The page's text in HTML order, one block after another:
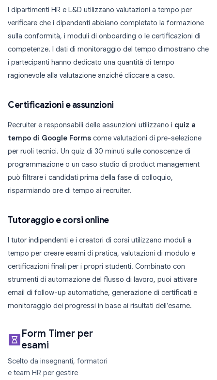
I dipartimenti HR e L&D utilizzano valutazioni a tempo per
verificare che i dipendenti abbiano completato la formazione
sulla conformità, i moduli di onboarding o le certificazioni di
competenze. I dati di monitoraggio del tempo dimostrano che
i partecipanti hanno dedicato una quantità di tempo
ragionevole alla valutazione anziché cliccare a caso.
Certificazioni e assunzioni
Recruiter e responsabili delle assunzioni utilizzano i quiz a
tempo di Google Forms come valutazioni di pre-selezione
per ruoli tecnici. Un quiz di 30 minuti sulle conoscenze di
programmazione o un caso studio di product management
può filtrare i candidati prima della fase di colloquio,
risparmiando ore di tempo ai recruiter.
Tutoraggio e corsi online
I tutor indipendenti e i creatori di corsi utilizzano moduli a
tempo per creare esami di pratica, valutazioni di modulo e
certificazioni finali per i propri studenti. Combinato con
strumenti di automazione del flusso di lavoro, puoi attivare
email di follow-up automatiche, generazione di certificati e
monitoraggio dei progressi in base ai risultati dell’esame.
Form Timer per
esami
Scelto da insegnanti, formatori
e team HR per gestire